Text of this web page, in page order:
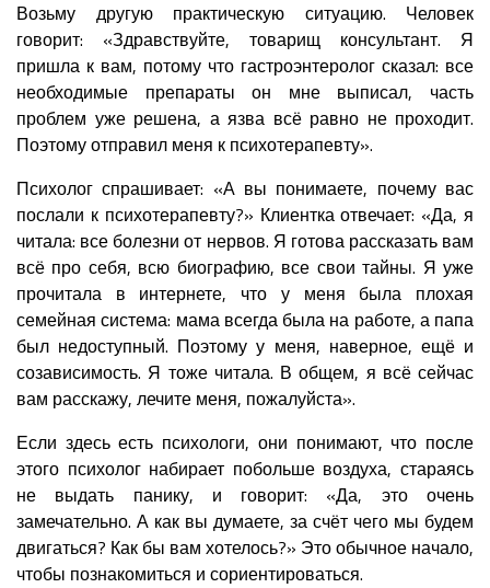
Возьму другую практическую ситуацию. Человек
говорит: «Здравствуйте, товарищ консультант. Я
пришла к вам, потому что гастроэнтеролог сказал: все
необходимые препараты он мне выписал, часть
проблем уже решена, а язва всё равно не проходит.
Поэтому отправил меня к психотерапевту».
Психолог спрашивает: «А вы понимаете, почему вас
послали к психотерапевту?» Клиентка отвечает: «Да, я
читала: все болезни от нервов. Я готова рассказать вам
всё про себя, всю биографию, все свои тайны. Я уже
прочитала в интернете, что у меня была плохая
семейная система: мама всегда была на работе, а папа
был недоступный. Поэтому у меня, наверное, ещё и
созависимость. Я тоже читала. В общем, я всё сейчас
вам расскажу, лечите меня, пожалуйста».
Если здесь есть психологи, они понимают, что после
этого психолог набирает побольше воздуха, стараясь
не выдать панику, и говорит: «Да, это очень
замечательно. А как вы думаете, за счёт чего мы будем
двигаться? Как бы вам хотелось?» Это обычное начало,
чтобы познакомиться и сориентироваться.